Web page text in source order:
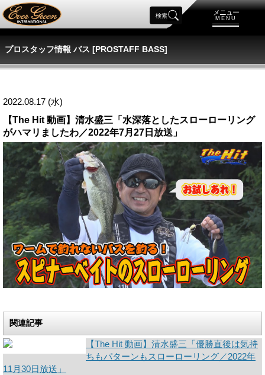
メニュー
MENU
検索
プロスタッフ情報 バス [PROSTAFF BASS]
2022.08.17 (水)
【The Hit 動画】清水盛三「水深落としたスローローリング
がハマリましたわ／2022年7月27日放送」
関連記事
【The Hit 動画】清水盛三「優勝直後は気持
ちもパターンもスローローリング／2022年
11月30日放送」